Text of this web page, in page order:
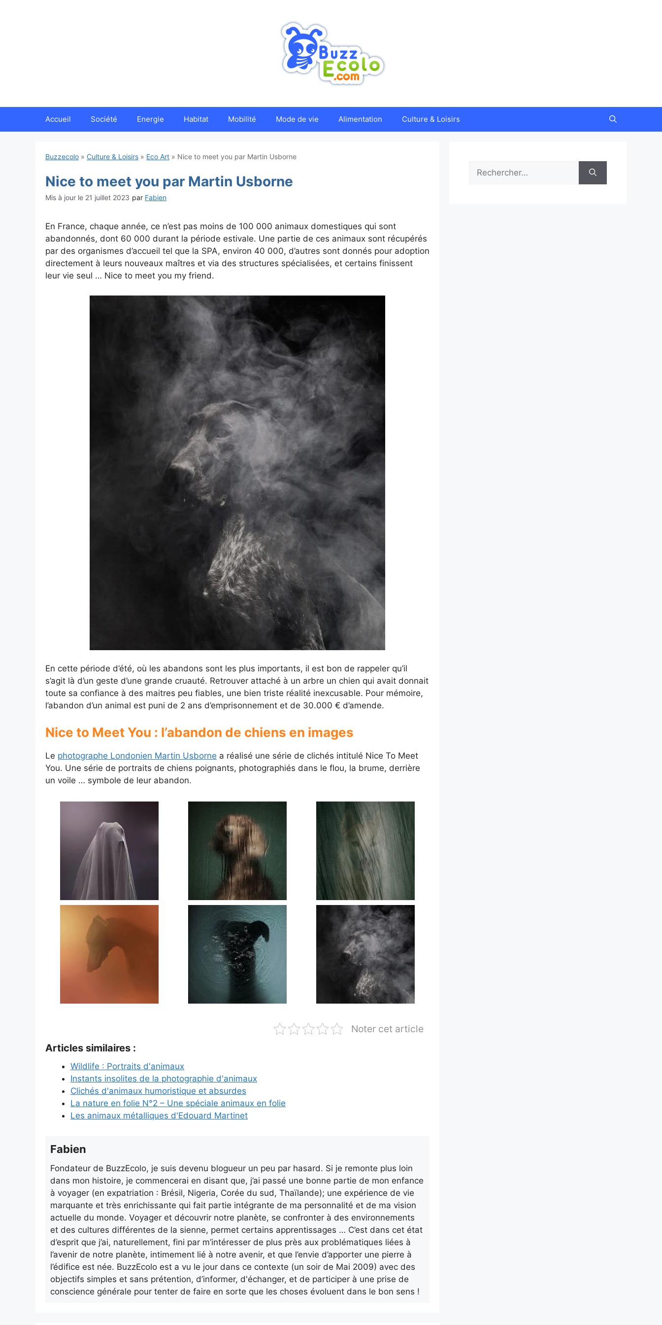
Accueil Société Energie Habitat Mobilité Mode de vie Alimentation Culture & Loisirs
Buzzecolo » Culture & Loisirs » Eco Art » Nice to meet you par Martin Usborne
Nice to meet you par Martin Usborne
21 juillet 2023 par Fabien
En France, chaque année, ce n’est pas moins de 100 000 animaux domestiques qui sont
abandonnés, dont 60 000 durant la période estivale. Une partie de ces animaux sont récupérés
par des organismes d’accueil tel que la SPA, environ 40 000, d’autres sont donnés pour adoption
directement à leurs nouveaux maîtres et via des structures spécialisées, et certains finissent
leur vie seul … Nice to meet you my friend.
En cette période d’été, où les abandons sont les plus importants, il est bon de rappeler qu’il
s’agit là d’un geste d’une grande cruauté. Retrouver attaché à un arbre un chien qui avait donnait
toute sa confiance à des maitres peu fiables, une bien triste réalité inexcusable. Pour mémoire,
l’abandon d’un animal est puni de 2 ans d’emprisonnement et de 30.000 € d’amende.
Nice to Meet You : l’abandon de chiens en images
Le photographe Londonien Martin Usborne a réalisé une série de clichés intitulé Nice To Meet
You. Une série de portraits de chiens poignants, photographiés dans le flou, la brume, derrière
un voile … symbole de leur abandon.
Noter cet article
Articles similaires :
Wildlife : Portraits d'animaux
Instants insolites de la photographie d'animaux
Clichés d'animaux humoristique et absurdes
La nature en folie N°2 – Une spéciale animaux en folie
Les animaux métalliques d'Edouard Martinet
Fabien
Fondateur de BuzzEcolo, je suis devenu blogueur un peu par hasard. Si je remonte plus loin
dans mon histoire, je commencerai en disant que, j’ai passé une bonne partie de mon enfance
à voyager (en expatriation : Brésil, Nigeria, Corée du sud, Thaïlande); une expérience de vie
marquante et très enrichissante qui fait partie intégrante de ma personnalité et de ma vision
actuelle du monde. Voyager et découvrir notre planète, se confronter à des environnements
et des cultures différentes de la sienne, permet certains apprentissages … C’est dans cet état
d’esprit que j’ai, naturellement, fini par m’intéresser de plus près aux problématiques liées à
l’avenir de notre planète, intimement lié à notre avenir, et que l’envie d’apporter une pierre à
l’édifice est née. BuzzEcolo est a vu le jour dans ce contexte (un soir de Mai 2009) avec des
objectifs simples et sans prétention, d’informer, d'échanger, et de participer à une prise de
conscience générale pour tenter de faire en sorte que les choses évoluent dans le bon sens !
Rechercher :